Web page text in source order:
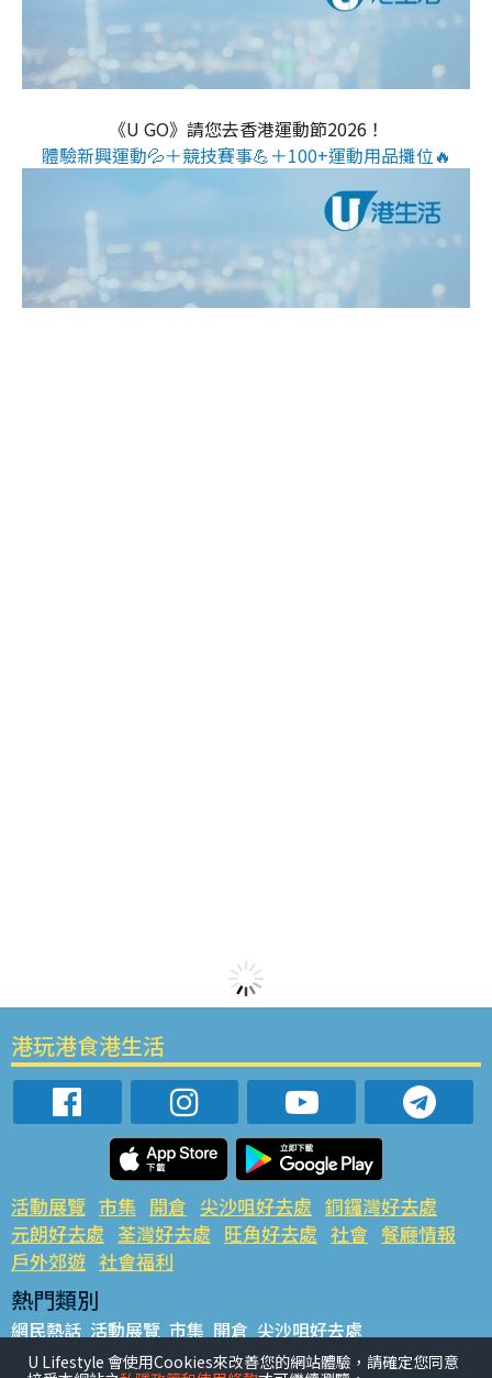
《U GO》請您去香港運動節2026！
體驗新興運動💦＋競技賽事💪＋100+運動用品攤位🔥
港玩港食港生活
活動展覽 市集 開倉 尖沙咀好去處 銅鑼灣好去處
元朗好去處 荃灣好去處 旺角好去處 社會 餐廳情報
戶外郊遊 社會福利
熱門類別
網民熱話 活動展覽 市集 開倉 尖沙咀好去處
銅鑼灣好去處 元朗好去處 荃灣好去處 旺角好去處 社會
U Lifestyle 會使用Cookies來改善您的網站體驗，請確定您同意